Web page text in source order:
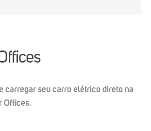
carregar seu carro elétrico direto na
Offices.